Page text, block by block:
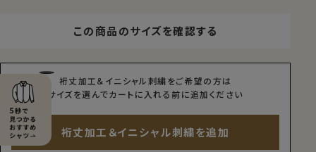
この商品のサイズを確認する
裄丈加工＆イニシャル刺繍をご希望の方は
サイズを選んでカートに入れる前に追加ください
裄丈加工＆イニシャル刺繍を追加